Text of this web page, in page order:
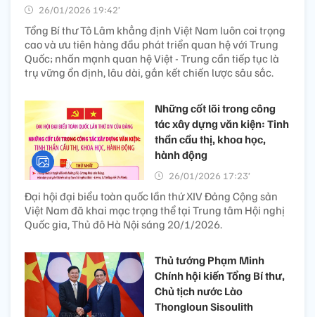
26/01/2026 19:42’
Tổng Bí thư Tô Lâm khẳng định Việt Nam luôn coi trọng
cao và ưu tiên hàng đầu phát triển quan hệ với Trung
Quốc; nhấn mạnh quan hệ Việt - Trung cần tiếp tục là
trụ vững ổn định, lâu dài, gắn kết chiến lược sâu sắc.
Những cốt lõi trong công
tác xây dựng văn kiện: Tinh
thần cầu thị, khoa học,
hành động
26/01/2026 17:23’
Đại hội đại biểu toàn quốc lần thứ XIV Đảng Cộng sản
Việt Nam đã khai mạc trọng thể tại Trung tâm Hội nghị
Quốc gia, Thủ đô Hà Nội sáng 20/1/2026.
Thủ tướng Phạm Minh
Chính hội kiến Tổng Bí thư,
Chủ tịch nước Lào
Thongloun Sisoulith